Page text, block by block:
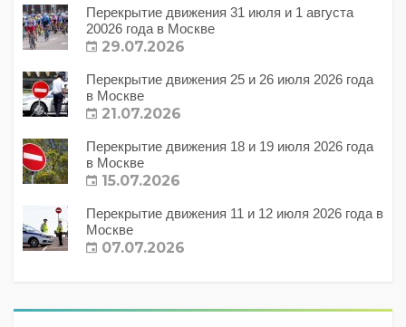
Перекрытие движения 31 июля и 1 августа
20026 года в Москве
29.07.2026
Перекрытие движения 25 и 26 июля 2026 года
в Москве
21.07.2026
Перекрытие движения 18 и 19 июля 2026 года
в Москве
15.07.2026
Перекрытие движения 11 и 12 июля 2026 года в
Москве
07.07.2026